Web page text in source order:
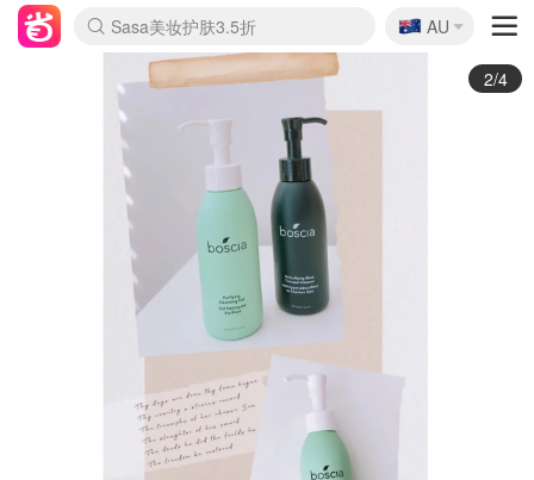
lululemon折扣上新
Sasa美妆护肤3.5折
SSENSE年中2.5折
FreshBeauty好价汇总
Cettire降价+叠9折
WWS Coles超市实拍
viagogo二手票捡漏
Myer超级周末
The Outnet奢牌1折起
David Jones 3折起
Flannels大牌1折
Perfumes Club护肤1折
AMIRO面罩$251
Amazon折扣汇总
eToro入金$200送$50
Amazon数码好物
ICONIC本周7.5折
ThedoubleF高奢地板价
Moose Knuckles 6折
丝芙兰5折起
EUFY摄像头$98
Selenichast首饰2折
Trip机票酒店促销
YSL送5件彩妆礼
Amazon家居好物
Amazon美妆护肤
雅漾大喷$8
过敏原检测盒$33
伊索独家赠50ml沐浴露
科颜氏高保湿面霜$29
SEALIFE海洋馆门票6折
丝塔芙大白罐$16
订阅Newsletter送香薰
Cult Beauty 6.8折
Harrods圣诞日历$525
LN-CC奢牌私促3折
d'Alba空姐喷雾$16
EVE LOM套装£56
Bernardelli独家4折
Adore Beauty 6折起
CT圣诞日历
Mytheresa奢品2.7折
Luxury Escapes 9折
Currentbody美容仪$881
MOON Garden Live
Roborock扫地机$649
Tingo Life水杯$24
Valentino官网5折
CR洗护套装$23
修丽可4件套$159
Myer彩妆2件7折
GANNI官网4.5折
Stylevana韩妆4折
Tessabit高奢8.5折
OGX洗发水$11
Amazon阿德莱德次日达
卡诗8.5折+赠礼
Philips Hue灯具8折
🇦🇺
AU
3/4